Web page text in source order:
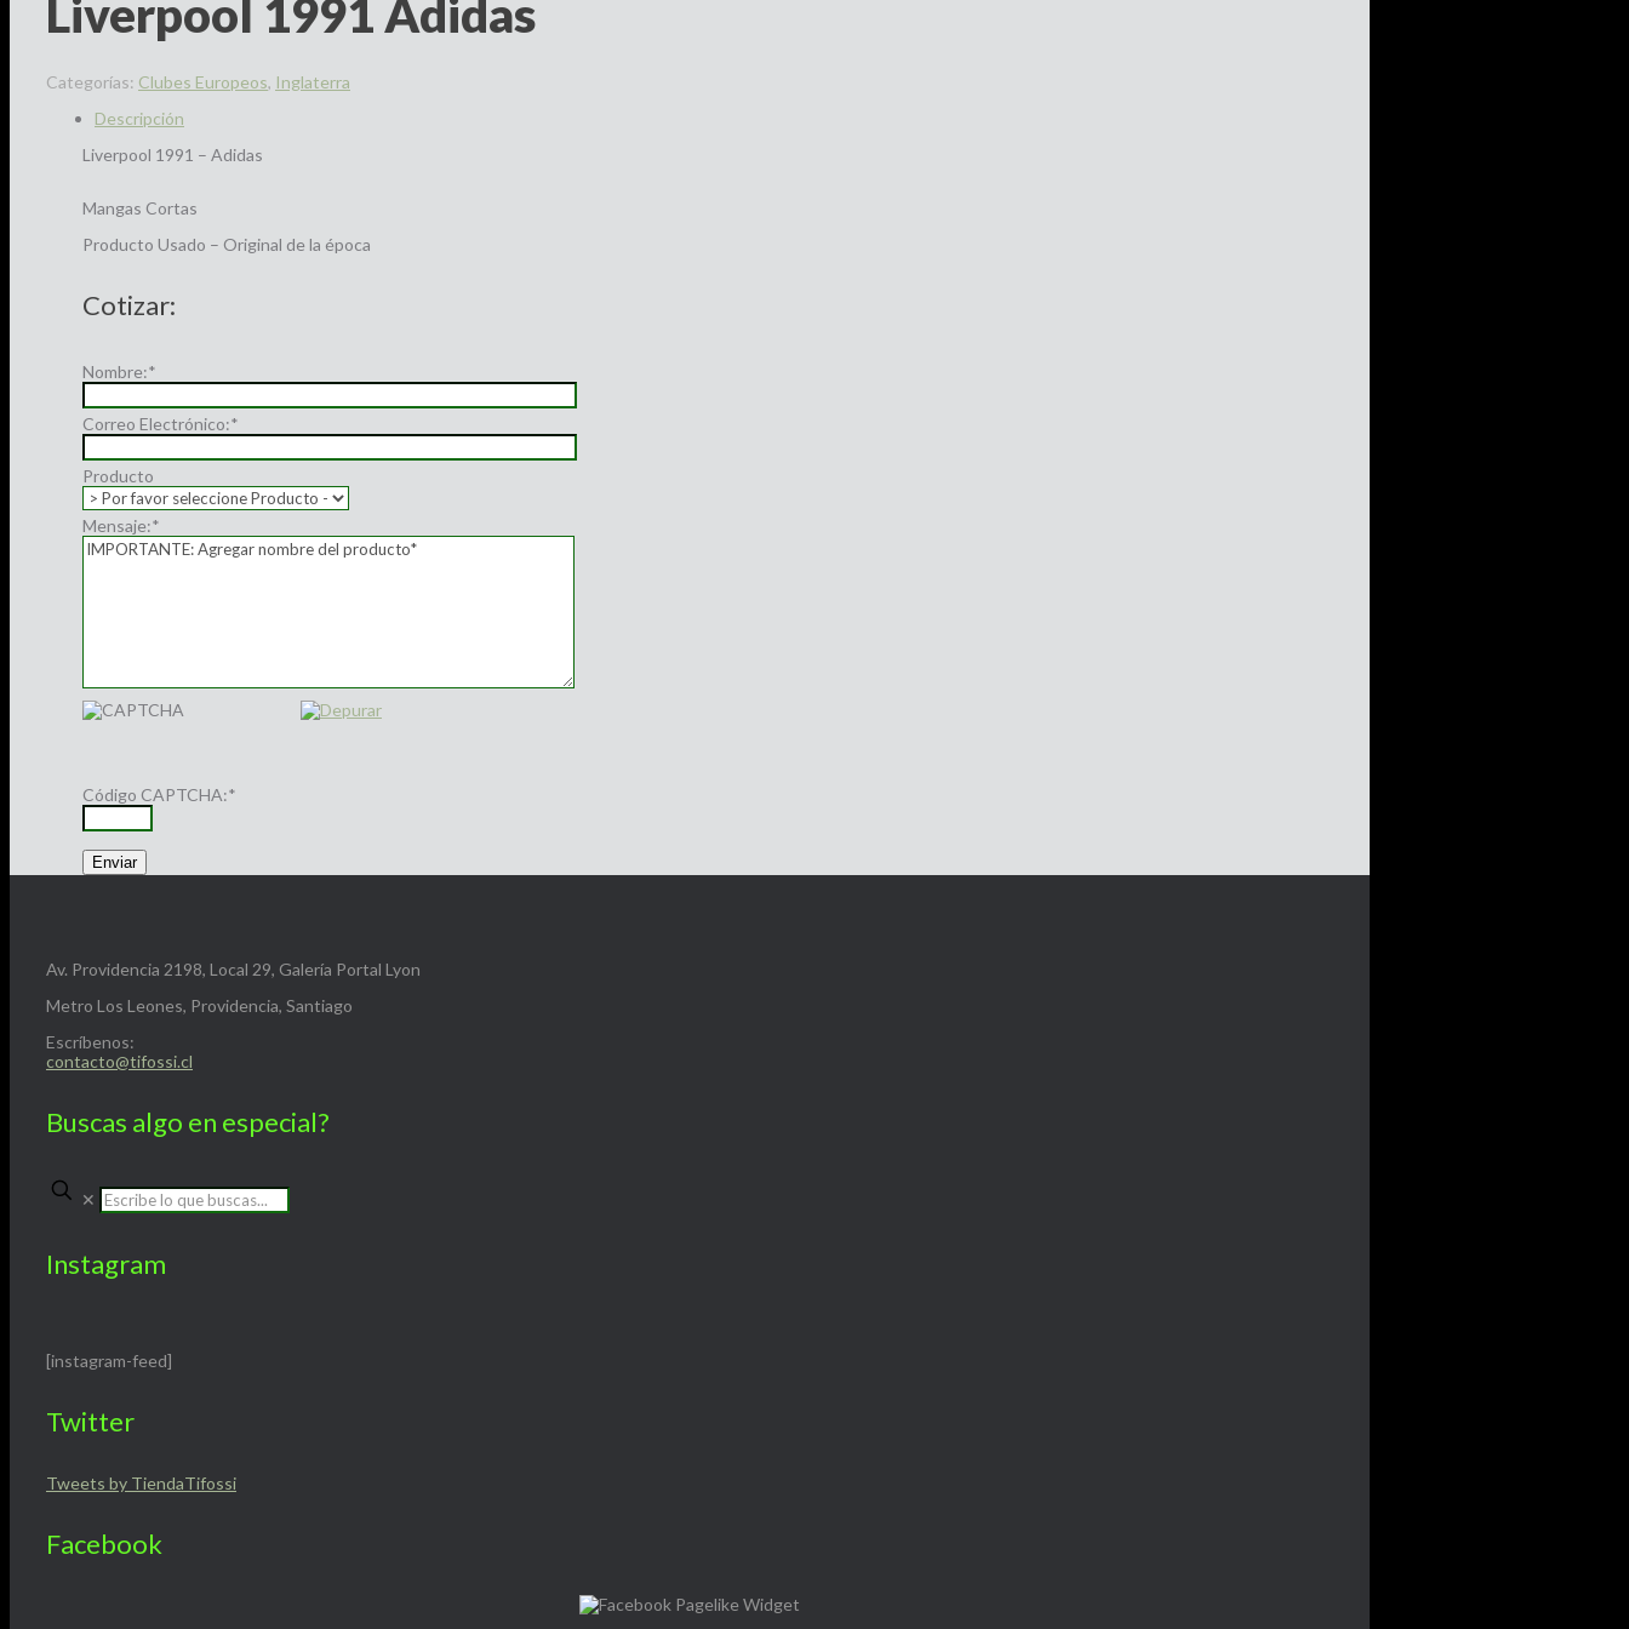
Liverpool 1991 Adidas
Categorías: Clubes Europeos, Inglaterra
Descripción
Liverpool 1991 – Adidas
Mangas Cortas
Producto Usado – Original de la época
Cotizar:
Nombre:*
Correo Electrónico:*
Producto
Mensaje:*
Código CAPTCHA:*
Av. Providencia 2198, Local 29, Galería Portal Lyon
Metro Los Leones, Providencia, Santiago
Escríbenos:
contacto@tifossi.cl
Buscas algo en especial?
✕
Instagram
[instagram-feed]
Twitter
Tweets by TiendaTifossi
Facebook